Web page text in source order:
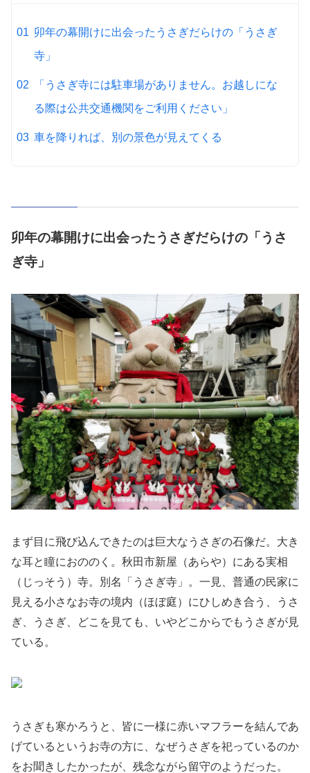
卯年の幕開けに出会ったうさぎだらけの「うさぎ
寺」
「うさぎ寺には駐車場がありません。お越しにな
る際は公共交通機関をご利用ください」
車を降りれば、別の景色が見えてくる
卯年の幕開けに出会ったうさぎだらけの「うさ
ぎ寺」
まず目に飛び込んできたのは巨大なうさぎの石像だ。大き
な耳と瞳におののく。秋田市新屋（あらや）にある実相
（じっそう）寺。別名「うさぎ寺」。一見、普通の民家に
見える小さなお寺の境内（ほぼ庭）にひしめき合う、うさ
ぎ、うさぎ、どこを見ても、いやどこからでもうさぎが見
ている。
うさぎも寒かろうと、皆に一様に赤いマフラーを結んであ
げているというお寺の方に、なぜうさぎを祀っているのか
をお聞きしたかったが、残念ながら留守のようだった。